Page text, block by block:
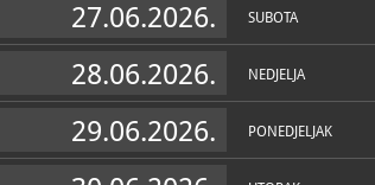
27.06.2026. SUBOTA
28.06.2026. NEDJELJA
29.06.2026. PONEDJELJAK